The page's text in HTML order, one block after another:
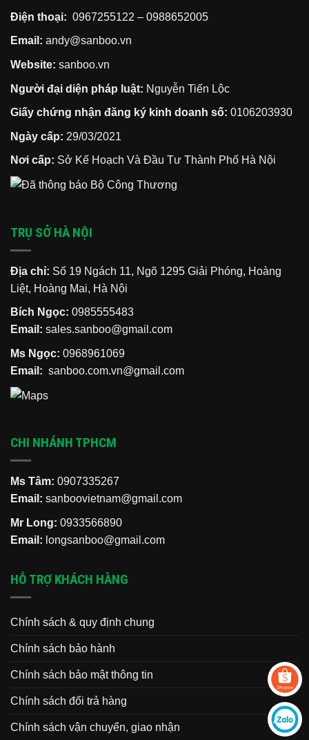
Điện thoại: 0967255122 – 0988652005
Email: andy@sanboo.vn
Website: sanboo.vn
Người đại diện pháp luật: Nguyễn Tiến Lộc
Giấy chứng nhận đăng ký kinh doanh số: 0106203930
Ngày cấp: 29/03/2021
Nơi cấp: Sở Kế Hoạch Và Đầu Tư Thành Phố Hà Nội
TRỤ SỞ HÀ NỘI
Địa chỉ: Số 19 Ngách 11, Ngõ 1295 Giải Phóng, Hoàng
Liệt, Hoàng Mai, Hà Nội
Bích Ngọc: 0985555483
Email: sales.sanboo@gmail.com
Ms Ngọc: 0968961069
Email: sanboo.com.vn@gmail.com
CHI NHÁNH TPHCM
Ms Tâm: 0907335267
Email: sanboovietnam@gmail.com
Mr Long: 0933566890
Email: longsanboo@gmail.com
HỖ TRỢ KHÁCH HÀNG
Chính sách & quy định chung
Chính sách bảo hành
Chính sách bảo mật thông tin
Chính sách đổi trả hàng
Chính sách vận chuyển, giao nhận